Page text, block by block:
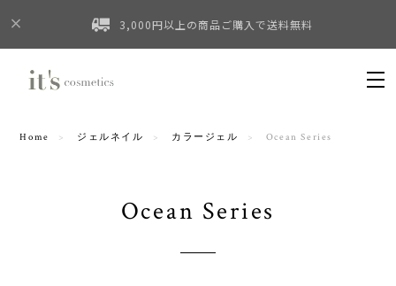
3,000円以上の商品ご購入で送料無料
Home ジェルネイル カラージェル Ocean Series
Ocean Series